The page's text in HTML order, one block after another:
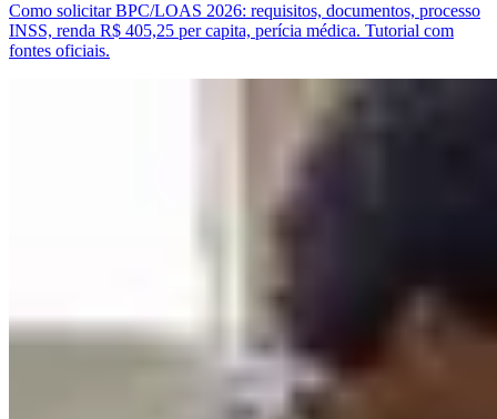
Como solicitar BPC/LOAS 2026: requisitos, documentos, processo
INSS, renda R$ 405,25 per capita, perícia médica. Tutorial com
fontes oficiais.